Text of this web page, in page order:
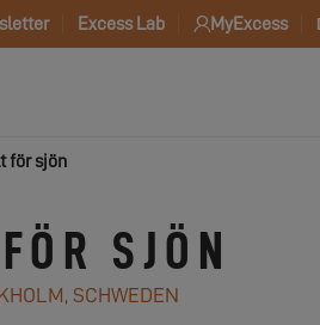
Excess Lab MyExcess
för sjön
SJÖN
SCHWEDEN